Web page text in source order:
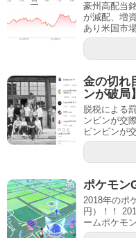
豪州高配当
が減配、増
あり米国市
金の切れ
ンが破局】
脱税による
ンビンが交
ビンビンが
ポケモン
2018年のポ
円）！！
ームポケモ